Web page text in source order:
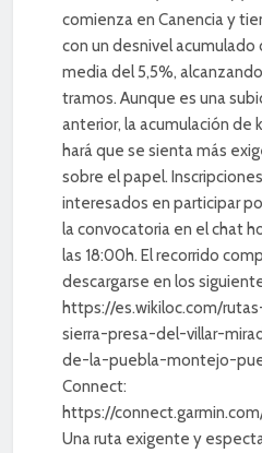
comienza en Canencia y
con un desnivel
media del 5,5%,
tramos. Aunque es una
anterior, la acumulación de
hará que se sienta más
sobre el papel.
interesados en participar
la convocatoria en el chat
las 18:00h. El recorrido
descargarse en los
https://es.wikiloc.com/
sierra-presa-del-villar-
de-la-puebla-montejo-
Connect:
https://
Una ruta exigente y